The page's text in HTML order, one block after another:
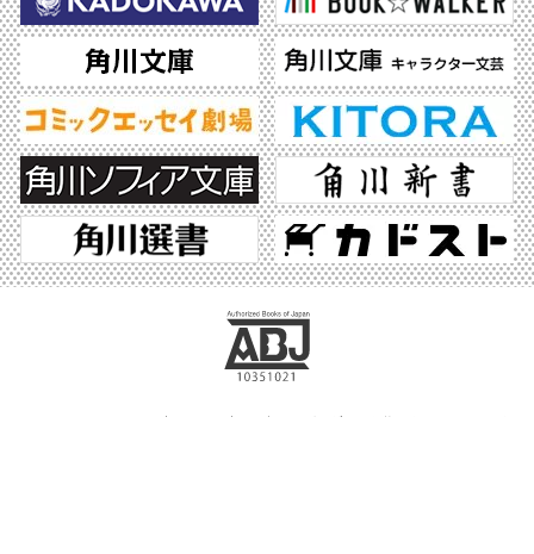
ABJマークは、この電子書店・電子書籍配信サービスが、著作権者からコンテンツ使